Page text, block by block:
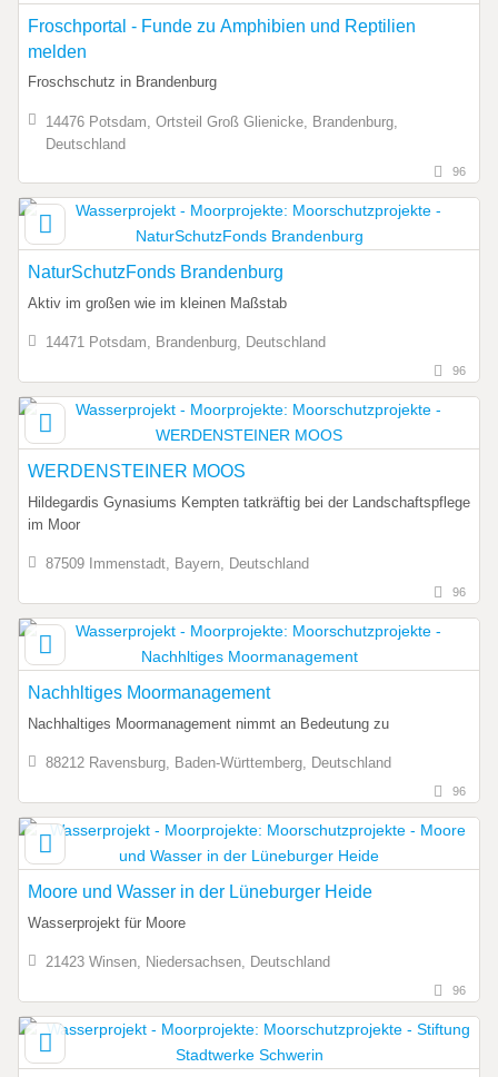
Froschportal - Funde zu Amphibien und Reptilien
melden
Froschschutz in Brandenburg
14476 Potsdam, Ortsteil Groß Glienicke, Brandenburg,
Deutschland
96
NaturSchutzFonds Brandenburg
Aktiv im großen wie im kleinen Maßstab
14471 Potsdam, Brandenburg, Deutschland
96
WERDENSTEINER MOOS
Hildegardis Gynasiums Kempten tatkräftig bei der Landschaftspflege
im Moor
87509 Immenstadt, Bayern, Deutschland
96
Nachhltiges Moormanagement
Nachhaltiges Moormanagement nimmt an Bedeutung zu
88212 Ravensburg, Baden-Württemberg, Deutschland
96
Moore und Wasser in der Lüneburger Heide
Wasserprojekt für Moore
21423 Winsen, Niedersachsen, Deutschland
96